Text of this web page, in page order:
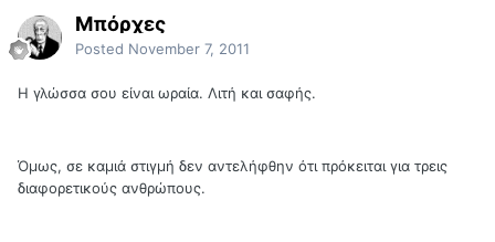
Μπόρχες
Posted November 7, 2011
Η γλώσσα σου είναι ωραία. Λιτή και σαφής.
Όμως, σε καμιά στιγμή δεν αντελήφθην ότι πρόκειται για τρεις
διαφορετικούς ανθρώπους.